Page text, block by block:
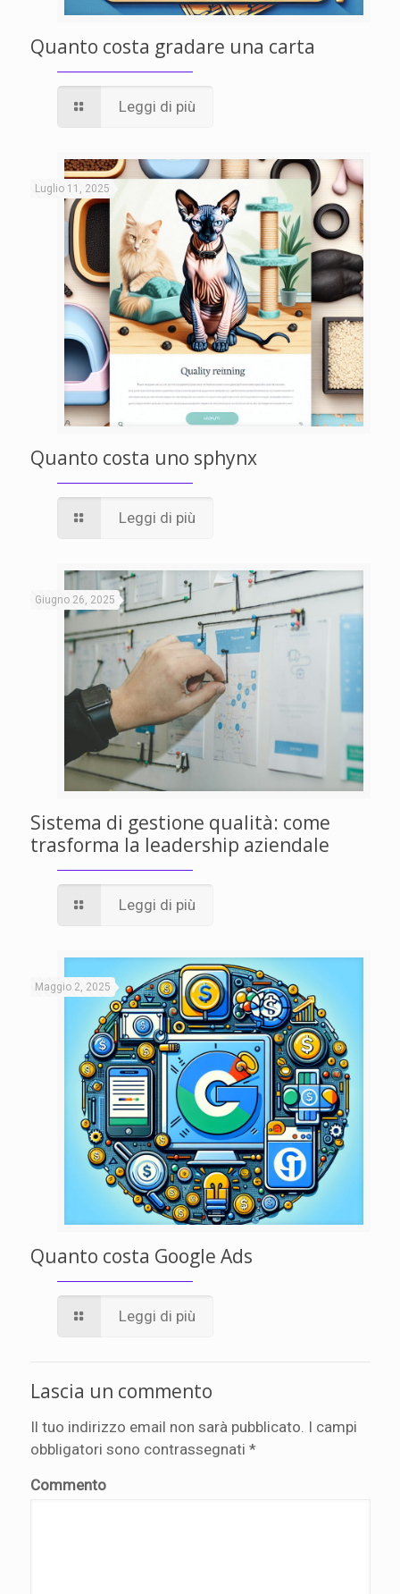
Quanto costa gradare una carta
Leggi di più
Luglio 11, 2025
Quanto costa uno sphynx
Leggi di più
Giugno 26, 2025
Sistema di gestione qualità: come
trasforma la leadership aziendale
Leggi di più
Maggio 2, 2025
Quanto costa Google Ads
Leggi di più
Lascia un commento
Il tuo indirizzo email non sarà pubblicato. I campi
obbligatori sono contrassegnati *
Commento